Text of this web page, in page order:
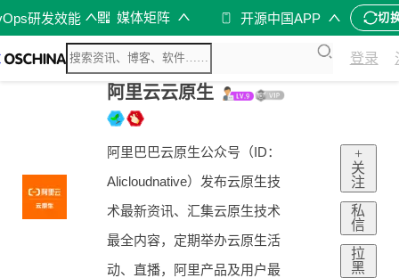
研发效能 媒体矩阵 开源中国APP 切
登录
阿里云云原生
阿里巴巴云原生公众号（ID：
Alicloudnative）发布云原生技
术最新资讯、汇集云原生技术
最全内容，定期举办云原生活
动、直播，阿里产品及用户最
+
关
注
私
信
拉
黑